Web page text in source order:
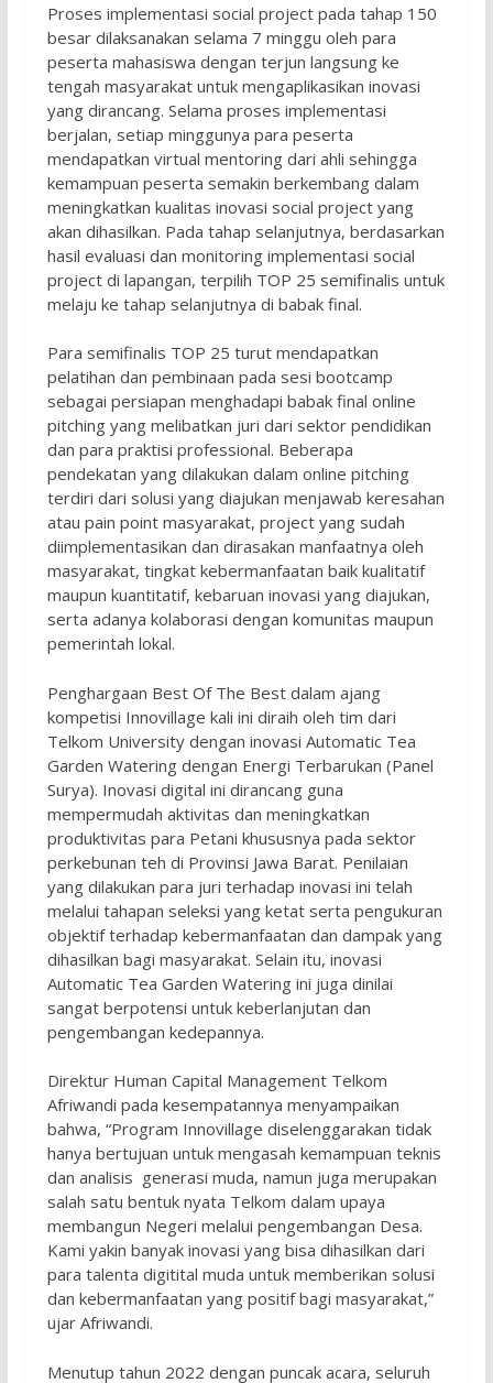
Proses implementasi social project pada tahap 150
besar dilaksanakan selama 7 minggu oleh para
peserta mahasiswa dengan terjun langsung ke
tengah masyarakat untuk mengaplikasikan inovasi
yang dirancang. Selama proses implementasi
berjalan, setiap minggunya para peserta
mendapatkan virtual mentoring dari ahli sehingga
kemampuan peserta semakin berkembang dalam
meningkatkan kualitas inovasi social project yang
akan dihasilkan. Pada tahap selanjutnya, berdasarkan
hasil evaluasi dan monitoring implementasi social
project di lapangan, terpilih TOP 25 semifinalis untuk
melaju ke tahap selanjutnya di babak final.
Para semifinalis TOP 25 turut mendapatkan
pelatihan dan pembinaan pada sesi bootcamp
sebagai persiapan menghadapi babak final online
pitching yang melibatkan juri dari sektor pendidikan
dan para praktisi professional. Beberapa
pendekatan yang dilakukan dalam online pitching
terdiri dari solusi yang diajukan menjawab keresahan
atau pain point masyarakat, project yang sudah
diimplementasikan dan dirasakan manfaatnya oleh
masyarakat, tingkat kebermanfaatan baik kualitatif
maupun kuantitatif, kebaruan inovasi yang diajukan,
serta adanya kolaborasi dengan komunitas maupun
pemerintah lokal.
Penghargaan Best Of The Best dalam ajang
kompetisi Innovillage kali ini diraih oleh tim dari
Telkom University dengan inovasi Automatic Tea
Garden Watering dengan Energi Terbarukan (Panel
Surya). Inovasi digital ini dirancang guna
mempermudah aktivitas dan meningkatkan
produktivitas para Petani khususnya pada sektor
perkebunan teh di Provinsi Jawa Barat. Penilaian
yang dilakukan para juri terhadap inovasi ini telah
melalui tahapan seleksi yang ketat serta pengukuran
objektif terhadap kebermanfaatan dan dampak yang
dihasilkan bagi masyarakat. Selain itu, inovasi
Automatic Tea Garden Watering ini juga dinilai
sangat berpotensi untuk keberlanjutan dan
pengembangan kedepannya.
Direktur Human Capital Management Telkom
Afriwandi pada kesempatannya menyampaikan
bahwa, “Program Innovillage diselenggarakan tidak
hanya bertujuan untuk mengasah kemampuan teknis
dan analisis generasi muda, namun juga merupakan
salah satu bentuk nyata Telkom dalam upaya
membangun Negeri melalui pengembangan Desa.
Kami yakin banyak inovasi yang bisa dihasilkan dari
para talenta digitital muda untuk memberikan solusi
dan kebermanfaatan yang positif bagi masyarakat,”
ujar Afriwandi.
Menutup tahun 2022 dengan puncak acara, seluruh